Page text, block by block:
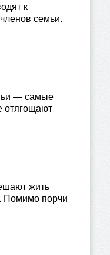
к
семьи.
— самые
отягощают
жить
Помимо порчи